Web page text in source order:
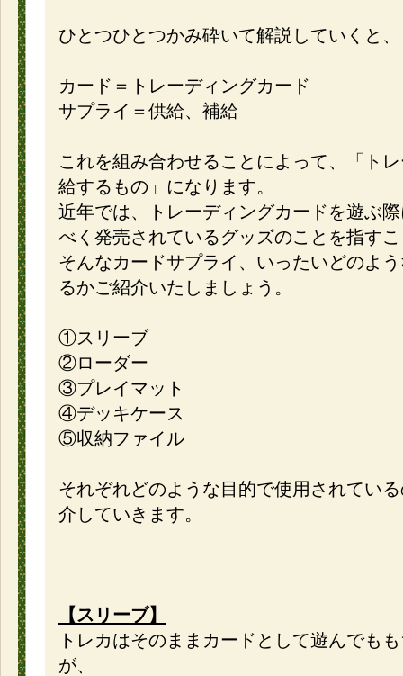
ひとつひとつかみ砕いて解説していくと、
カード＝トレーディングカード
サプライ＝供給、補給
これを組み合わせることによって、「ト
給するもの」になります。
近年では、トレーディングカードを遊ぶ
べく発売されているグッズのことを指す
そんなカードサプライ、いったいどのよ
るかご紹介いたしましょう。
①スリーブ
②ローダー
③プレイマット
④デッキケース
⑤収納ファイル
それぞれどのような目的で使用されてい
介していきます。
【スリーブ】
トレカはそのままカードとして遊んでも
が、